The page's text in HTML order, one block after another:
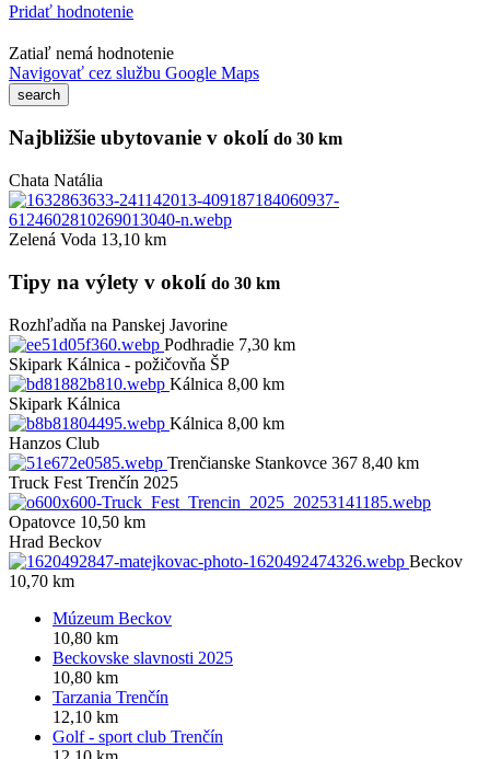
Pridať hodnotenie
Zatiaľ nemá hodnotenie
Navigovať cez službu Google Maps
Najbližšie ubytovanie v okolí do 30 km
Chata Natália
Zelená Voda 13,10 km
Tipy na výlety v okolí do 30 km
Rozhľadňa na Panskej Javorine
Podhradie 7,30 km
Skipark Kálnica - požičovňa ŠP
Kálnica 8,00 km
Skipark Kálnica
Kálnica 8,00 km
Hanzos Club
Trenčianske Stankovce 367 8,40 km
Truck Fest Trenčín 2025
Opatovce 10,50 km
Hrad Beckov
Beckov
10,70 km
Múzeum Beckov
10,80 km
Beckovske slavnosti 2025
10,80 km
Tarzania Trenčín
12,10 km
Golf - sport club Trenčín